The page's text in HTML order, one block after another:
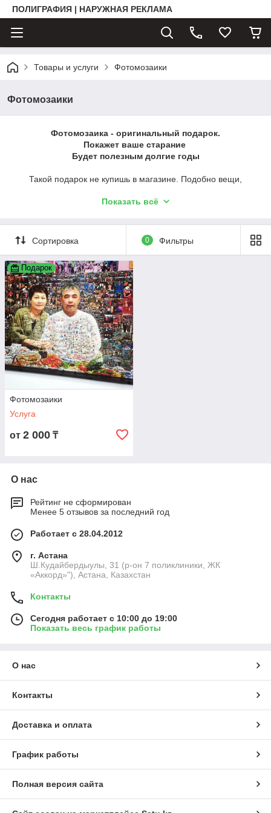
ПОЛИГРАФИЯ | НАРУЖНАЯ РЕКЛАМА
Товары и услуги Фотомозаики
Фотомозаики
Фотомозаика - оригинальный подарок.
Покажет ваше старание
Будет полезным долгие годы
Такой подарок не купишь в магазине. Подобно вещи,
и теплые чувства - это обязательно оценят по-достоинству.
Это целый фотоальбом! Можно отвлечься от повседневных
дел и вспомнить приятные моменты своей жизни. Такой
подарок не останется пылиться на полке.
Произведёт впечатление
Во время торжества мозаика из фотографий надолго
привлечёт внимание гостей, которые будут с интересом их
рассматривать и делиться впечатлениями.
Показать всё
Сортировка 0 Фильтры
Подарок
Фотомозаики
Услуга
от 2 000 ₸
О нас
Рейтинг не сформирован
Менее 5 отзывов за последний год
Работает с 28.04.2012
г. Астана
Ш.Кудайбердыулы, 31 (р-он 7 поликлиники, ЖК
«Аккорд»"), Астана, Казахстан
Контакты
Сегодня работает с 10:00 до 19:00
Показать весь график работы
О нас
Контакты
Доставка и оплата
График работы
Полная версия сайта